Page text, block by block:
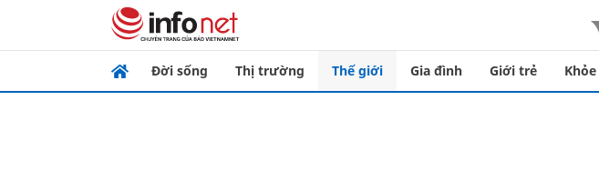
Đời sống Thị trường Thế giới Gia đình Giới trẻ